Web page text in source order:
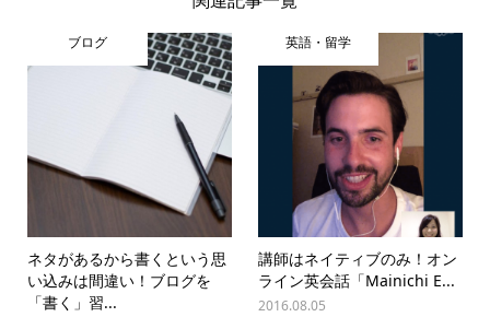
ブログ
ネタがあるから書くという思
い込みは間違い！ブログを
「書く」習...
英語・留学
講師はネイティブのみ！オン
ライン英会話「Mainichi E...
2016.08.05